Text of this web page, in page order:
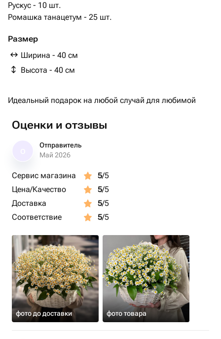
Рускус - 10 шт.
Ромашка танацетум - 25 шт.
Размер
Ширина - 40 см
Высота - 40 см
Идеальный подарок на любой случай для любимой
Оценки и отзывы
Отправитель
Май 2026
Сервис магазина 5/5
Цена/Качество
5/5
Доставка
5/5
Соответствие
5/5
фото до доставки фото товара